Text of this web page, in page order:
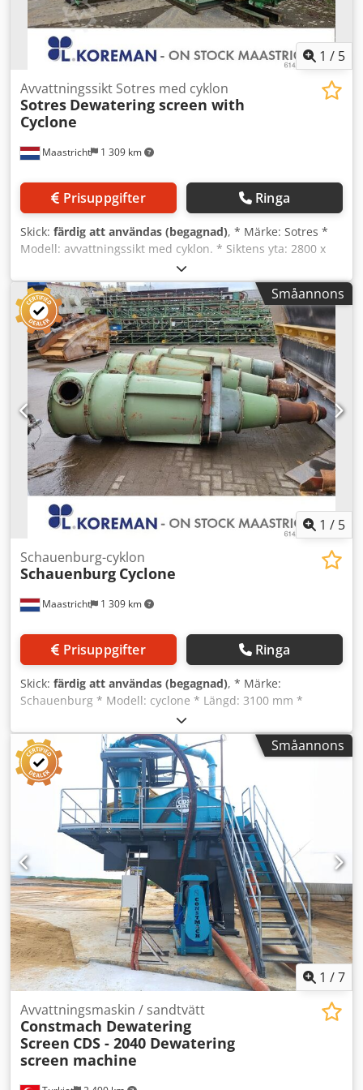
1 / 5
Maastricht 1 309 km
Avvattningssikt Sotres med cyklon
Sotres Dewatering screen with
Cyclone
Prisuppgifter Ringa
Skick: färdig att användas (begagnad), * Märke: Sotres *
Modell: avvattningssikt med cyklon. * Siktens yta: 2800 x
1100 mm * Siktöppning: 12 x 1 mm Djdpfx Akoywmv
Heqock * Med: två vibrationsmotorer à 2 kW vardera *
Inkluderar: fjädrar. * Cyklonens dimensioner: längd 3500
mm, diameter 1100 mm. * Inkluderar: stålkonstruktion *
Inkluderar: tank * Inkluderar: Warman-pump med elmotor,
typ 8/6.
Småannons
1 / 5
Maastricht 1 309 km
Schauenburg-cyklon
Schauenburg Cyclone
Prisuppgifter Ringa
Skick: färdig att användas (begagnad), * Märke:
Schauenburg * Modell: cyclone * Längd: 3100 mm *
Diameter: 880 mm * I lager: 3 stycken. Dcedpfx
Akjywmptsqok
Småannons
1 /7
Avvattningsmaskin / sandtvätt
Constmach Dewatering
Screen CDS - 2040 Dewatering
screen machine